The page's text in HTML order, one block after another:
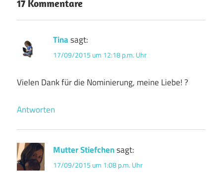
17 Kommentare
Tinasagt:
17/09/2015 um 12:18 p.m. Uhr
Vielen Dank für die Nominierung, meine Liebe! ?
Antworten
Mutter Stiefchensagt:
17/09/2015 um 1:08 p.m. Uhr